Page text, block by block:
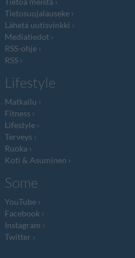
Tietosuojalauseke
Lähetä uutisvinkki
Mediatiedot
RSS-ohje
RSS
Lifestyle
Matkailu
Fitness
Lifestyle
Terveys
Ruoka
Koti & Asuminen
Some
YouTube
Facebook
Instagram
Twitter